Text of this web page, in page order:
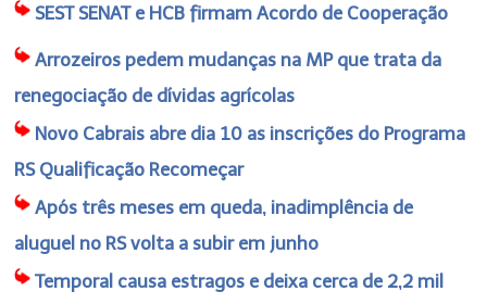
SEST SENAT e HCB firmam Acordo de Cooperação
Arrozeiros pedem mudanças na MP que trata da
renegociação de dívidas agrícolas
Novo Cabrais abre dia 10 as inscrições do Programa
RS Qualificação Recomeçar
Após três meses em queda, inadimplência de
aluguel no RS volta a subir em junho
Temporal causa estragos e deixa cerca de 2,2 mil